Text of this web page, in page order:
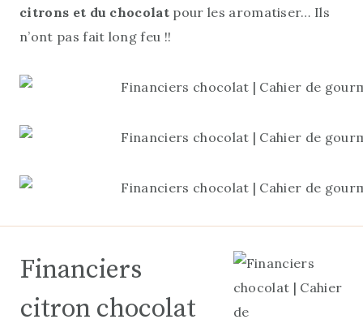
citrons et du chocolat pour les aromatiser… Ils
n’ont pas fait long feu !!
Financiers
citron chocolat